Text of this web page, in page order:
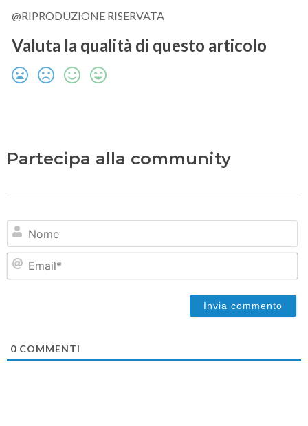
@RIPRODUZIONE RISERVATA
Valuta la qualità di questo articolo
Partecipa alla community
0 COMMENTI